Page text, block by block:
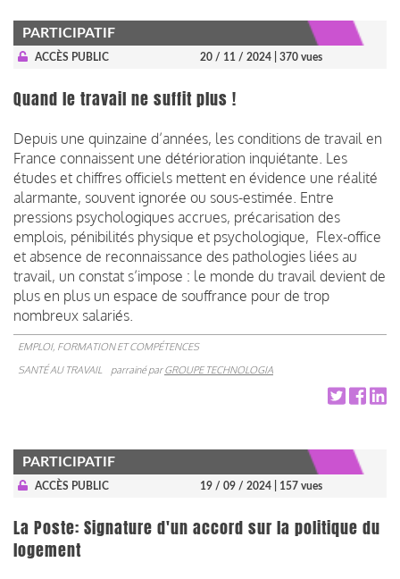
PARTICIPATIF
ACCÈS PUBLIC 20 / 11 / 2024 | 370 vues
Quand le travail ne suffit plus !
Depuis une quinzaine d’années, les conditions de travail en
France connaissent une détérioration inquiétante. Les
études et chiffres officiels mettent en évidence une réalité
alarmante, souvent ignorée ou sous-estimée. Entre
pressions psychologiques accrues, précarisation des
emplois, pénibilités physique et psychologique, Flex-office
et absence de reconnaissance des pathologies liées au
travail, un constat s’impose : le monde du travail devient de
plus en plus un espace de souffrance pour de trop
nombreux salariés.
EMPLOI, FORMATION ET COMPÉTENCES
SANTÉ AU TRAVAIL
parrainé parGROUPE TECHNOLOGIA
PARTICIPATIF
ACCÈS PUBLIC 19 / 09 / 2024 | 157 vues
La Poste: Signature d'un accord sur la politique du
logement